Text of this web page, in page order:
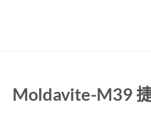
Moldavite-M39